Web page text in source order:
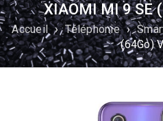
XIAOMI MI 9 SE
Accueil › Téléphonie ›
(64Go)